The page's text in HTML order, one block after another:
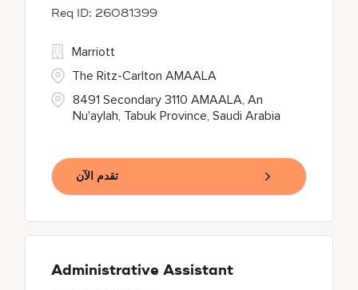
26081399
8491 Secondary 3110 AMAALA, An
Nu'aylah, Tabuk Province, Saudi Arabia
Marriott
The Ritz-Carlton AMAALA
تقدم الآن
Administrative Assistant